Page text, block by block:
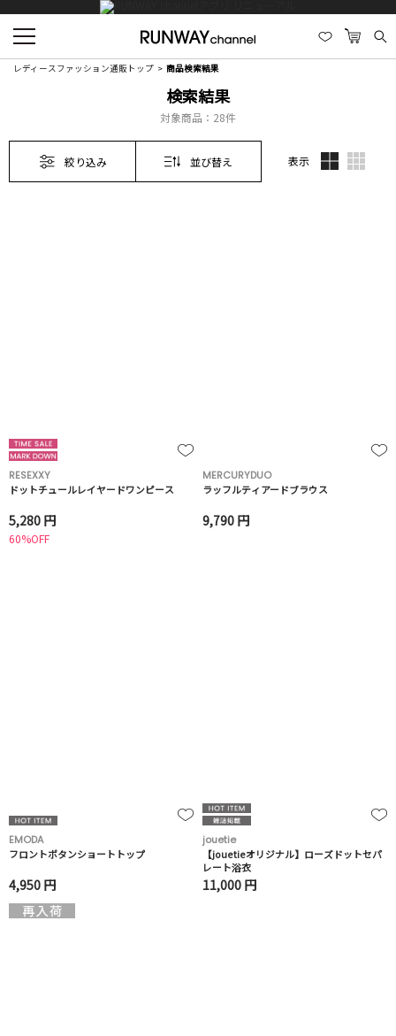
レディースファッション通販トップ 商品検索結果
検索結果
対象商品： 28件
絞り込み 並び替え 表示
RESEXXY
ドットチュールレイヤードワンピース
5,280 円
60%OFF
MERCURYDUO
ラッフルティアードブラウス
9,790 円
EMODA
フロントボタンショートトップ
4,950 円
jouetie
【jouetieオリジナル】ローズドットセパ
レート浴衣
11,000 円